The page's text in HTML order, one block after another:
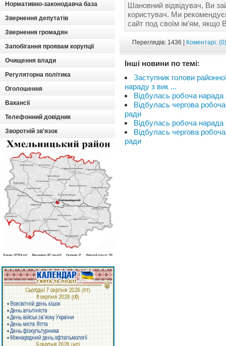
Нормативно-законодавча база
Звернення депутатів
Звернення громадян
Запобігання проявам корупції
Очищення влади
Регуляторна політика
Оголошення
Вакансії
Телефонний довідник
Зворотній зв'язок
Шановний відвідувач, Ви
користувач. Ми
сайт под своїм ім'ям, якщо
Переглядів: 1436 | Коментарі: (0)
Інші новини по темі:
Заступник голови
нараду з вик ...
Відбулась робоча нарада
Відбулась чергова
ради
Відбулась робоча нарада
Відбулась чергова
ради